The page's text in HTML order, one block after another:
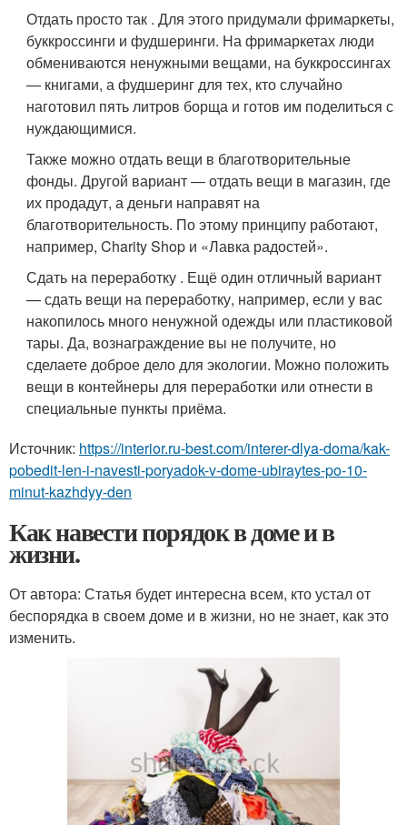
Отдать просто так . Для этого придумали фримаркеты,
буккроссинги и фудшеринги. На фримаркетах люди
обмениваются ненужными вещами, на буккроссингах
— книгами, а фудшеринг для тех, кто случайно
наготовил пять литров борща и готов им поделиться с
нуждающимися.
Также можно отдать вещи в благотворительные
фонды. Другой вариант — отдать вещи в магазин, где
их продадут, а деньги направят на
благотворительность. По этому принципу работают,
например, Charity Shop и «Лавка радостей».
Сдать на переработку . Ещё один отличный вариант
— сдать вещи на переработку, например, если у вас
накопилось много ненужной одежды или пластиковой
тары. Да, вознаграждение вы не получите, но
сделаете доброе дело для экологии. Можно положить
вещи в контейнеры для переработки или отнести в
специальные пункты приёма.
Источник: https://interior.ru-best.com/interer-dlya-doma/kak-
pobedit-len-i-navesti-poryadok-v-dome-ubiraytes-po-10-
minut-kazhdyy-den
Как навести порядок в доме и в
жизни.
От автора: Статья будет интересна всем, кто устал от
беспорядка в своем доме и в жизни, но не знает, как это
изменить.